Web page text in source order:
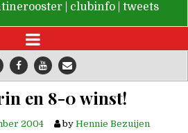
clubinfo tweets
en 8-0 winst!
2004 by Hennie Bezuijen